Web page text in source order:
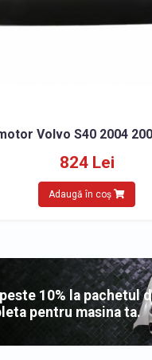
Volvo S40 2004
824 Lei
Adaugă în coș
10% la pachetul
pentru masina ta.